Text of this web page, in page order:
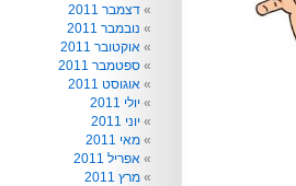
דצמבר 2011
נובמבר 2011
אוקטובר 2011
ספטמבר 2011
אוגוסט 2011
יולי 2011
יוני 2011
מאי 2011
אפריל 2011
מרץ 2011